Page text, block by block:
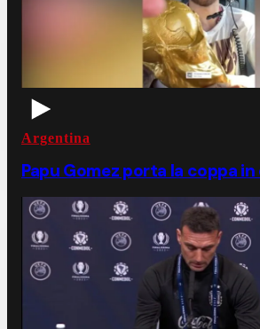
Argentina
Papu Gomez porta la coppa